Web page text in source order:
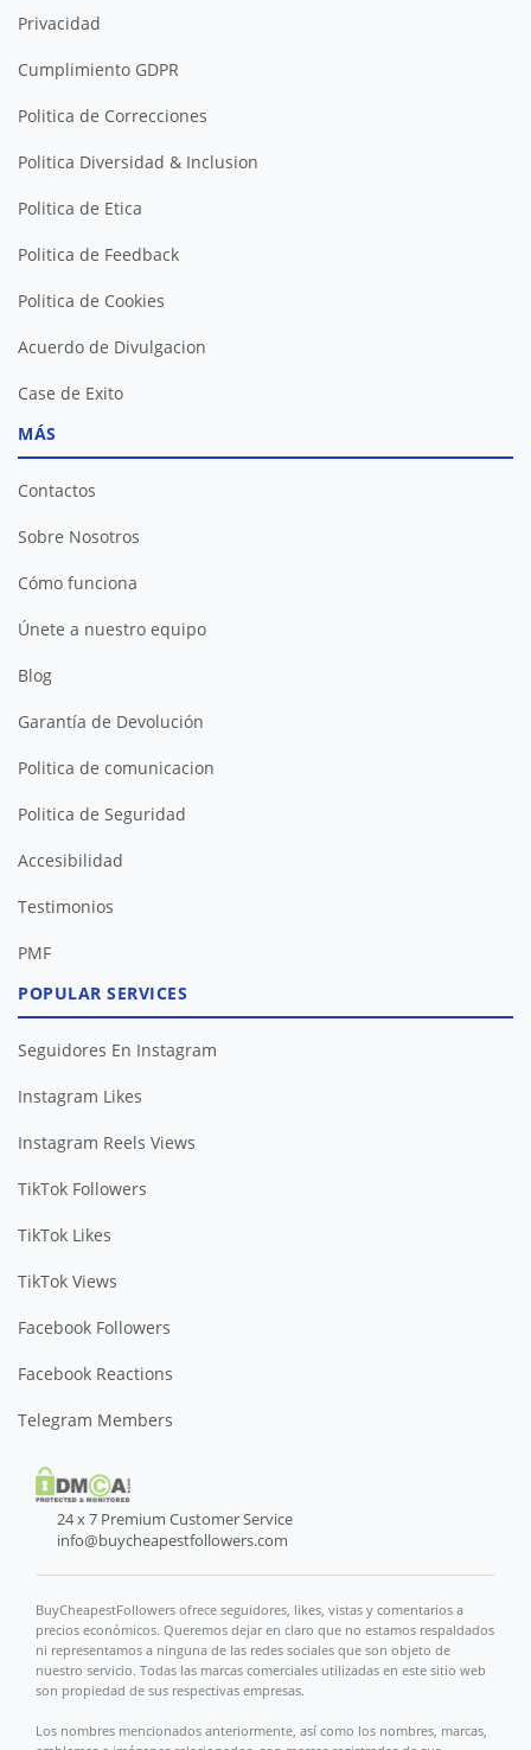
Privacidad
Cumplimiento GDPR
Politica de Correcciones
Politica Diversidad & Inclusion
Politica de Etica
Politica de Feedback
Politica de Cookies
Acuerdo de Divulgacion
Case de Exito
MÁS
Contactos
Sobre Nosotros
Cómo funciona
Únete a nuestro equipo
Blog
Garantía de Devolución
Politica de comunicacion
Politica de Seguridad
Accesibilidad
Testimonios
PMF
POPULAR SERVICES
Seguidores En Instagram
Instagram Likes
Instagram Reels Views
TikTok Followers
TikTok Likes
TikTok Views
Facebook Followers
Facebook Reactions
Telegram Members
24 x 7 Premium Customer Service
info@buycheapestfollowers.com
BuyCheapestFollowers ofrece seguidores, likes, vistas y comentarios a
precios económicos. Queremos dejar en claro que no estamos respaldados
ni representamos a ninguna de las redes sociales que son objeto de
nuestro servicio. Todas las marcas comerciales utilizadas en este sitio web
son propiedad de sus respectivas empresas.
Los nombres mencionados anteriormente, así como los nombres, marcas,